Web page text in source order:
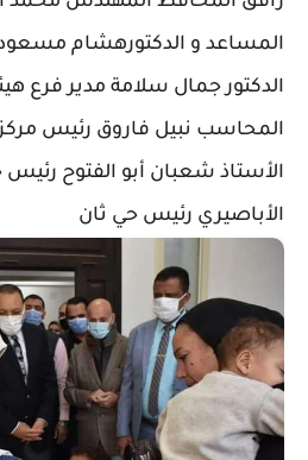
المساعد و الدكتورهشام
الدكتور جمال سلامة مدير فرع
المحاسب نبيل فاروق رئيس مركز
الأستاذ شعبان أبو الفتوح
الأباصيري رئيس حي ثان